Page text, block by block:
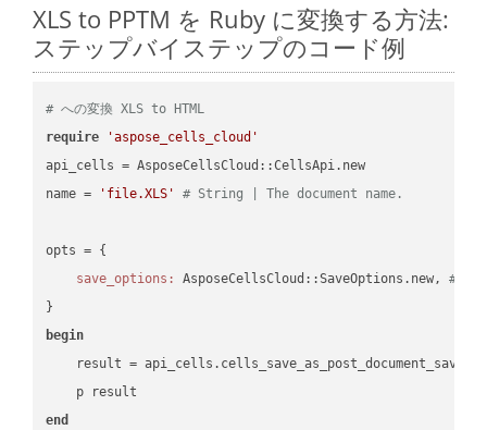
XLS to PPTM を Ruby に変換する方法:
ステップバイステップのコード例
# への変換 XLS to HTML
require
'aspose_cells_cloud'
api_cells = AsposeCellsCloud::CellsApi.new
name =
'file.XLS' # String | The document name.
opts = {
save_options:
AsposeCellsCloud::SaveOptions.new, #
begin
result =
end